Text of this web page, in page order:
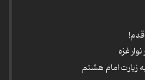
غزه
به زیارت امام هشتم